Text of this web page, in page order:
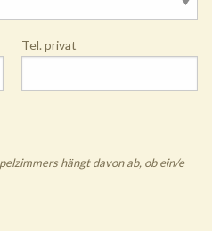
Tel. privat
hängt davon ab, ob ein/e